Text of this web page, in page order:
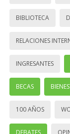
BIBLIOTECA
RELACIONES
INGRESANTES
BECAS
100 AÑOS